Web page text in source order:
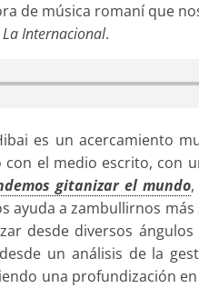
de música romaní que
La Internacional.
es un acercamiento
con el medio escrito, con
gitanizar el mundo,
ayuda a zambullirnos
desde diversos
un análisis de la
una profundización